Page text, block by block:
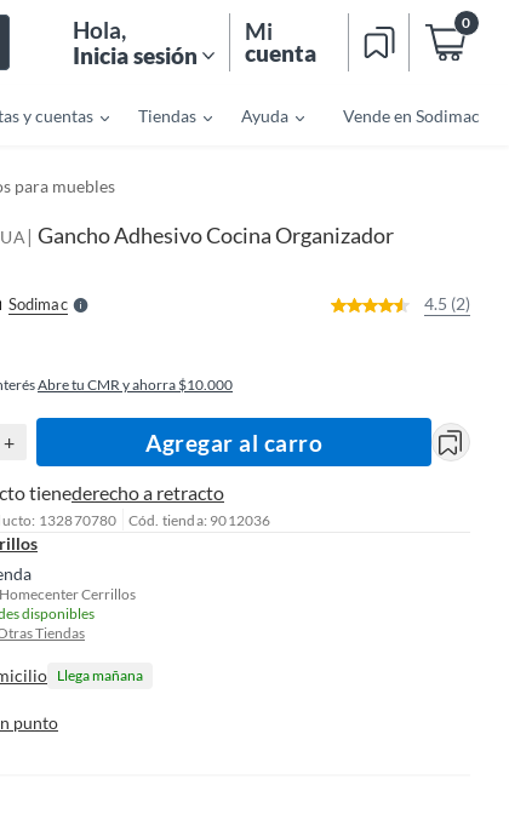
Hola,
Inicia sesión
Mi
cuenta
0
y cuentas Tiendas Ayuda Vende en Sodimac
para muebles
| Gancho Adhesivo Cocina Organizador
SodimacS
e
r
f
4.5 (2)
Abre tu CMR y ahorra $10.000
+ Agregar al carro
tienederecho a retracto
132870780 Cód. tienda: 9012036
Cerrillos
disponibles
Tiendas
Llega mañana
punto